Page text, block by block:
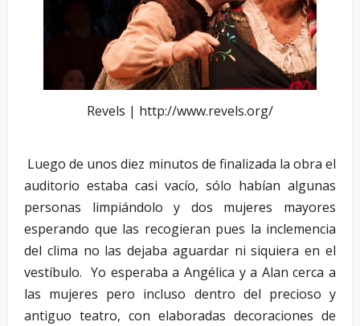
Revels | http://www.revels.org/
Luego de unos diez minutos de finalizada la obra el
auditorio estaba casi vacío, sólo habían algunas
personas limpiándolo y dos mujeres mayores
esperando que las recogieran pues la inclemencia
del clima no las dejaba aguardar ni siquiera en el
vestíbulo. Yo esperaba a Angélica y a Alan cerca a
las mujeres pero incluso dentro del precioso y
antiguo teatro, con elaboradas decoraciones de